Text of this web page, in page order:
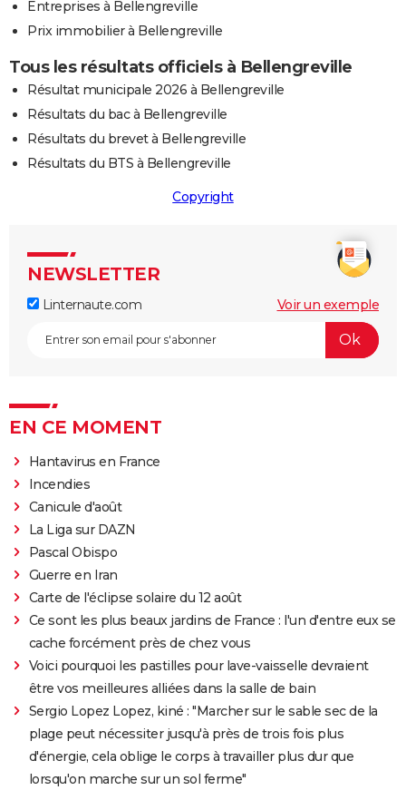
Entreprises à Bellengreville
Prix immobilier à Bellengreville
Tous les résultats officiels à Bellengreville
Résultat municipale 2026 à Bellengreville
Résultats du bac à Bellengreville
Résultats du brevet à Bellengreville
Résultats du BTS à Bellengreville
Copyright
NEWSLETTER
Linternaute.com Voir un exemple
EN CE MOMENT
Hantavirus en France
Incendies
Canicule d'août
La Liga sur DAZN
Pascal Obispo
Guerre en Iran
Carte de l'éclipse solaire du 12 août
Ce sont les plus beaux jardins de France : l'un d'entre eux se
cache forcément près de chez vous
Voici pourquoi les pastilles pour lave-vaisselle devraient
être vos meilleures alliées dans la salle de bain
Sergio Lopez Lopez, kiné : "Marcher sur le sable sec de la
plage peut nécessiter jusqu'à près de trois fois plus
d'énergie, cela oblige le corps à travailler plus dur que
lorsqu'on marche sur un sol ferme"